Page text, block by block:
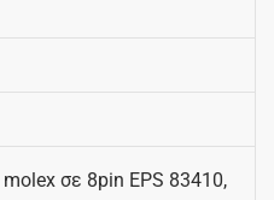
σε 8pin EPS 83410,